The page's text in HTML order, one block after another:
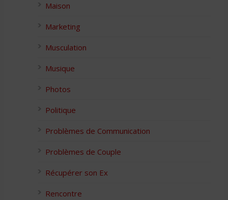
Maison
Marketing
Musculation
Musique
Photos
Politique
Problèmes de Communication
Problèmes de Couple
Récupérer son Ex
Rencontre